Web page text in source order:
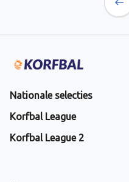
Nationale selecties
Korfbal League
Korfbal League 2